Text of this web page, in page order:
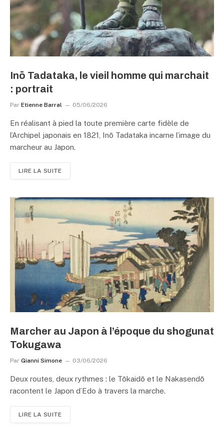
Inō Tadataka, le vieil homme qui marchait
: portrait
Par Etienne Barral 05/06/2026
En réalisant à pied la toute première carte fidèle de
l’Archipel japonais en 1821, Inō Tadataka incarne l’image du
marcheur au Japon.
LIRE LA SUITE
Marcher au Japon à l’époque du shogunat
Tokugawa
Par Gianni Simone 03/06/2026
Deux routes, deux rythmes : le Tōkaidō et le Nakasendō
racontent le Japon d’Edo à travers la marche.
LIRE LA SUITE